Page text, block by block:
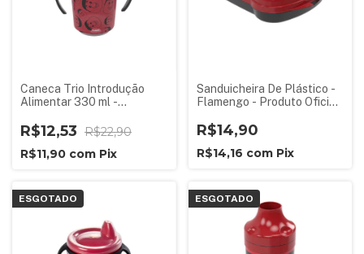
Caneca Trio Introdução
Alimentar 330 ml -
Licenciado
R$12,53 R$22,90
R$11,90 com Pix
Sanduicheira De Plástico -
Flamengo - Produto Oficial
R$14,90
R$14,16 com Pix
ESGOTADO ESGOTADO